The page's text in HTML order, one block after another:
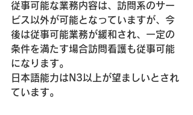
従事可能な業務内容は、訪問系のサー
ビス以外が可能となっていますが、今
後は従事可能業務が緩和され、一定の
条件を満たす場合訪問看護も従事可能
になります。
日本語能力はN3以上が望ましいとされ
ています。